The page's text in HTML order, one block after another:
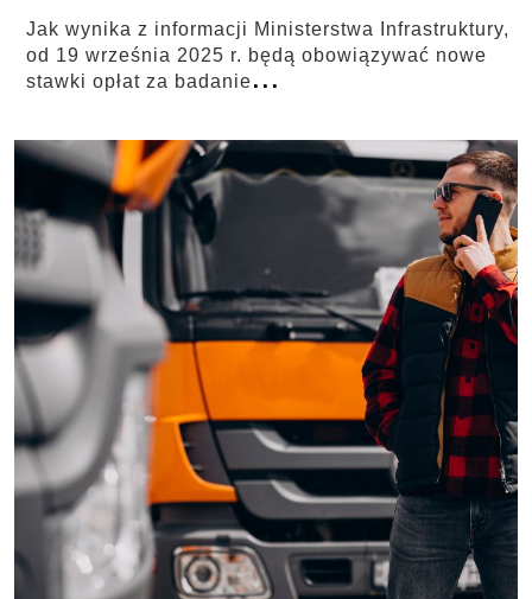
Jak wynika z informacji Ministerstwa Infrastruktury,
od 19 września 2025 r. będą obowiązywać nowe
stawki opłat za badanie...